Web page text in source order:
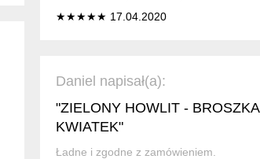
★★★★★ 17.04.2020
Daniel napisał(a):
"ZIELONY HOWLIT - BROSZKA
KWIATEK"
Ładne i zgodne z zamówieniem.